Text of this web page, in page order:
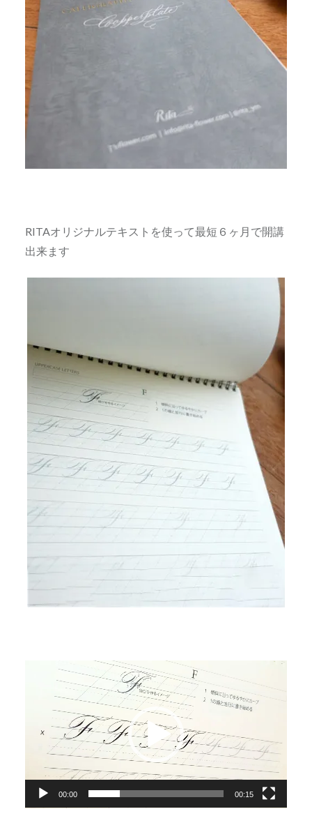
RITAオリジナルテキストを使って最短６ヶ月で開講
出来ます
00:00 00:15